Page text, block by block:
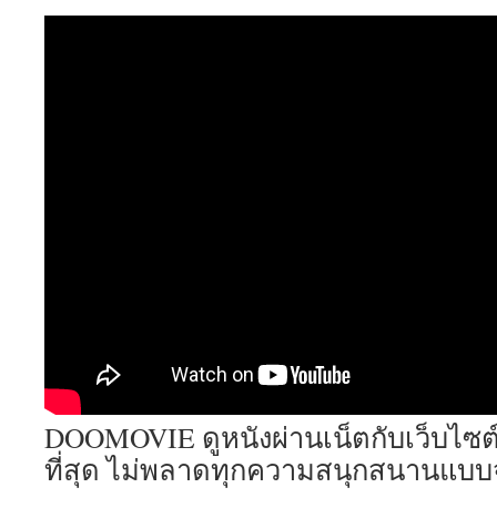
DOOMOVIE ดูหนังผ่านเน็ตกับเว็บไ
ที่สุด ไม่พลาดทุกความสนุกสนานแบบ